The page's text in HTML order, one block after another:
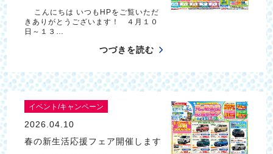
こんにちは いつもHPをご覧いただ
きありがとうございます！ ４月１０
日～１３…
つづきを読む
イベント/キャンペーン
2026.04.10
春の新生活応援フェア開催します